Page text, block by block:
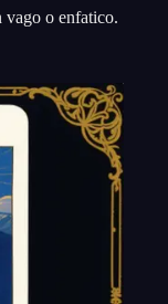
vago o enfatico.